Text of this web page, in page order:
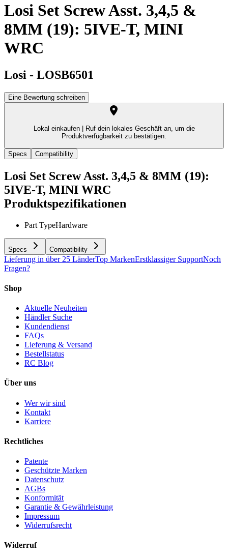
Losi Set Screw Asst. 3,4,5 &
8MM (19): 5IVE-T, MINI
WRC
Losi - LOSB6501
Eine Bewertung schreiben
Lokal einkaufen |
Ruf dein lokales Geschäft an, um die
Produktverfügbarkeit zu bestätigen.
Specs Compatibility
Losi Set Screw Asst. 3,4,5 & 8MM (19):
5IVE-T, MINI WRC
Produktspezifikationen
Part TypeHardware
Specs Compatibility
Lieferung in über 25 LänderTop MarkenErstklassiger SupportNoch
Fragen?
Shop
Aktuelle Neuheiten
Händler Suche
Kundendienst
FAQs
Lieferung & Versand
Bestellstatus
RC Blog
Über uns
Wer wir sind
Kontakt
Karriere
Rechtliches
Patente
Geschützte Marken
Datenschutz
AGBs
Konformität
Garantie & Gewährleistung
Impressum
Widerrufsrecht
Widerruf